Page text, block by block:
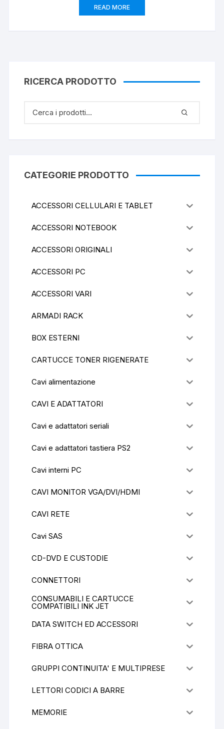
READ MORE
RICERCA PRODOTTO
CATEGORIE PRODOTTO
ACCESSORI CELLULARI E TABLET
ACCESSORI NOTEBOOK
ACCESSORI ORIGINALI
ACCESSORI PC
ACCESSORI VARI
ARMADI RACK
BOX ESTERNI
CARTUCCE TONER RIGENERATE
Cavi alimentazione
CAVI E ADATTATORI
Cavi e adattatori seriali
Cavi e adattatori tastiera PS2
Cavi interni PC
CAVI MONITOR VGA/DVI/HDMI
CAVI RETE
Cavi SAS
CD-DVD E CUSTODIE
CONNETTORI
CONSUMABILI E CARTUCCE
COMPATIBILI INK JET
DATA SWITCH ED ACCESSORI
FIBRA OTTICA
GRUPPI CONTINUITA' E MULTIPRESE
LETTORI CODICI A BARRE
MEMORIE